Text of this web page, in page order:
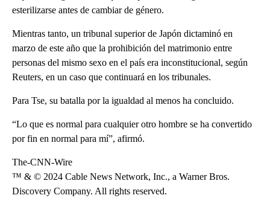
esterilizarse antes de cambiar de género.
Mientras tanto, un tribunal superior de Japón dictaminó en
marzo de este año que la prohibición del matrimonio entre
personas del mismo sexo en el país era inconstitucional, según
Reuters, en un caso que continuará en los tribunales.
Para Tse, su batalla por la igualdad al menos ha concluido.
“Lo que es normal para cualquier otro hombre se ha convertido
por fin en normal para mí”, afirmó.
The-CNN-Wire
™ & © 2024 Cable News Network, Inc., a Warner Bros.
Discovery Company. All rights reserved.